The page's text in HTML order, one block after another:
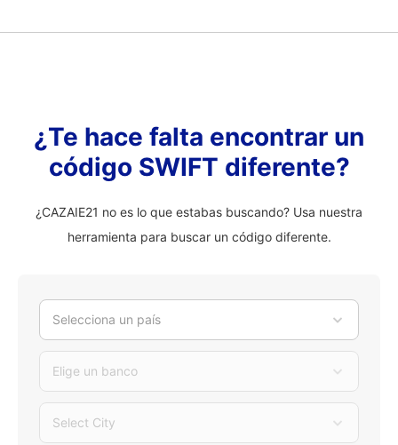
¿Te hace falta encontrar un
código SWIFT diferente?
¿CAZAIE21 no es lo que estabas buscando? Usa nuestra
herramienta para buscar un código diferente.
Selecciona un país
Elige un banco
Select City